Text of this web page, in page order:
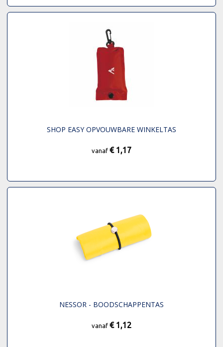
SHOP EASY OPVOUWBARE WINKELTAS
vanaf € 1,17
NESSOR - BOODSCHAPPENTAS
vanaf € 1,12